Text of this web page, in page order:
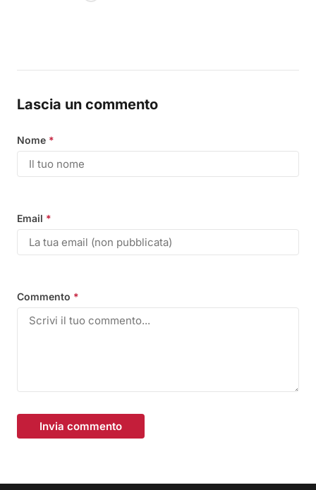
Lascia un commento
Nome *
Email *
Commento *
Invia commento